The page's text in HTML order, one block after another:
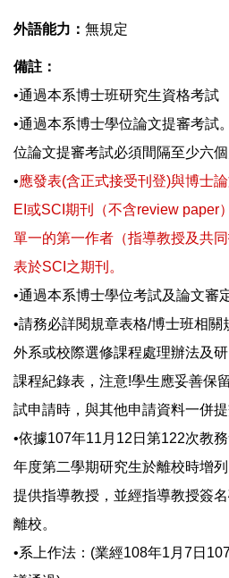
外語能力： 無規定
備註：
•通過本系博士班研究生資格考試
•通過本系博士學位論文提審考試
位論文提審考試必須間隔至少六
•應發表(含正式接受刊登)與博士
EI或SCI期刊（不含review paper
單一的第一作者（指導教授及共
表於SCI之期刊。
•通過本系博士學位考試及論文審定
•請務必詳閱規章表格/博士班相
外系或校際選修課程處理辦法及
課程紀錄表，注意!學生應妥善保
試申請時，與其他申請資料一併提
•依據107年11月12日第122次教
年度第二學期研究生於離校時增
提供指導教授，並經指導教授簽
離校。
•系上作法：(業經108年1月7日